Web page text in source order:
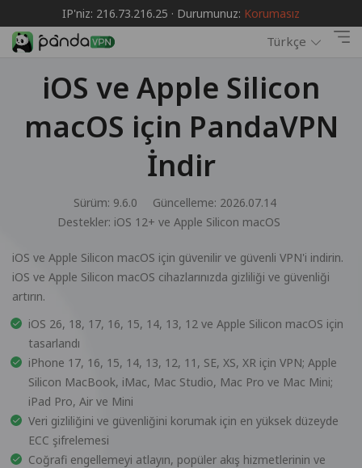
IP'niz: 216.73.216.25 · Durumunuz: Korumasız
Türkçe
iOS ve Apple Silicon
macOS için PandaVPN
İndir
Sürüm: 9.6.0
Güncelleme: 2026.07.14
Destekler: iOS 12+ ve Apple Silicon macOS
iOS ve Apple Silicon macOS için güvenilir ve güvenli VPN'i indirin.
iOS ve Apple Silicon macOS cihazlarınızda gizliliği ve güvenliği
artırın.
iOS 26, 18, 17, 16, 15, 14, 13, 12 ve Apple Silicon macOS için
tasarlandı
iPhone 17, 16, 15, 14, 13, 12, 11, SE, XS, XR için VPN; Apple
Silicon MacBook, iMac, Mac Studio, Mac Pro ve Mac Mini;
iPad Pro, Air ve Mini
Veri gizliliğini ve güvenliğini korumak için en yüksek düzeyde
ECC şifrelemesi
Coğrafi engellemeyi atlayın, popüler akış hizmetlerinin ve